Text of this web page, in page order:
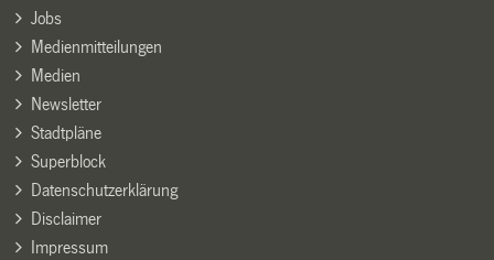
Jobs
Medienmitteilungen
Medien
Newsletter
Stadtpläne
Superblock
Datenschutzerklärung
Disclaimer
Impressum